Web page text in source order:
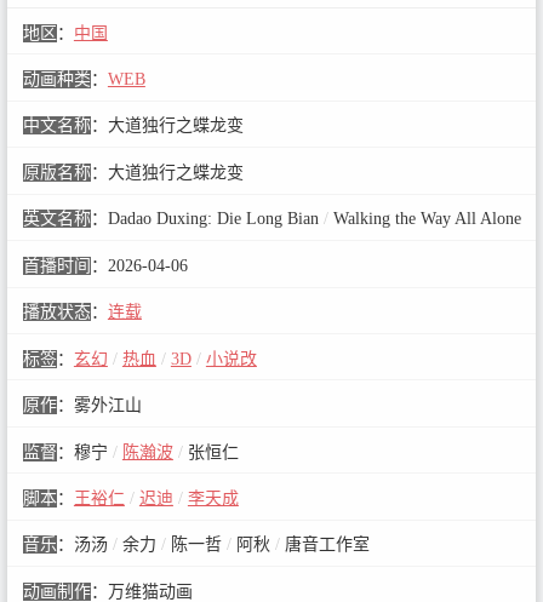
地区 ： 中国
动画种类 ： WEB
中文名称： 大道独行之蝶龙变
原版名称： 大道独行之蝶龙变
英文名称： Dadao Duxing: Die Long Bian /Walking the Way All Alone
首播时间 ： 2026-04-06
播放状态： 连载
标签： 玄幻 / 热血 / 3D / 小说改
原作： 雾外江山
监督 ： 穆宁 / 陈瀚波 /张恒仁
脚本： 王裕仁 / 迟迪 / 李天成
音乐 ： 汤汤 /余力 /陈一哲 /阿秋 /唐音工作室
动画制作： 万维猫动画